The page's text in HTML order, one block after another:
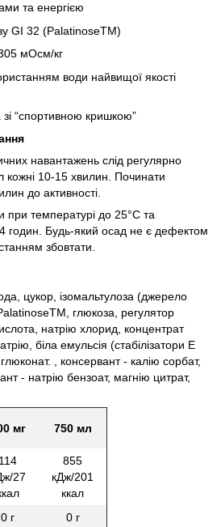
та енергією
GI 32 (PalatinoseTM)
мОсм/кг
води найвищої якості
“спортивною кришкою”
навантажень слід регулярно
кожні 10-15 хвилин. Починати
до активності.
при температурі до 25°С та
годин. Будь-який осад не є дефектом
збовтати.
цукор, ізомальтулоза (джерело
глюкоза, регулятор
натрію хлорид, концентрат
біла емульсія (стабілізатори Е
, консервант - калію сорбат,
- натрію бензоат, магнію цитрат,
мг 750 мл
114
27
855
кДж/201
ккал
0 г
0 г